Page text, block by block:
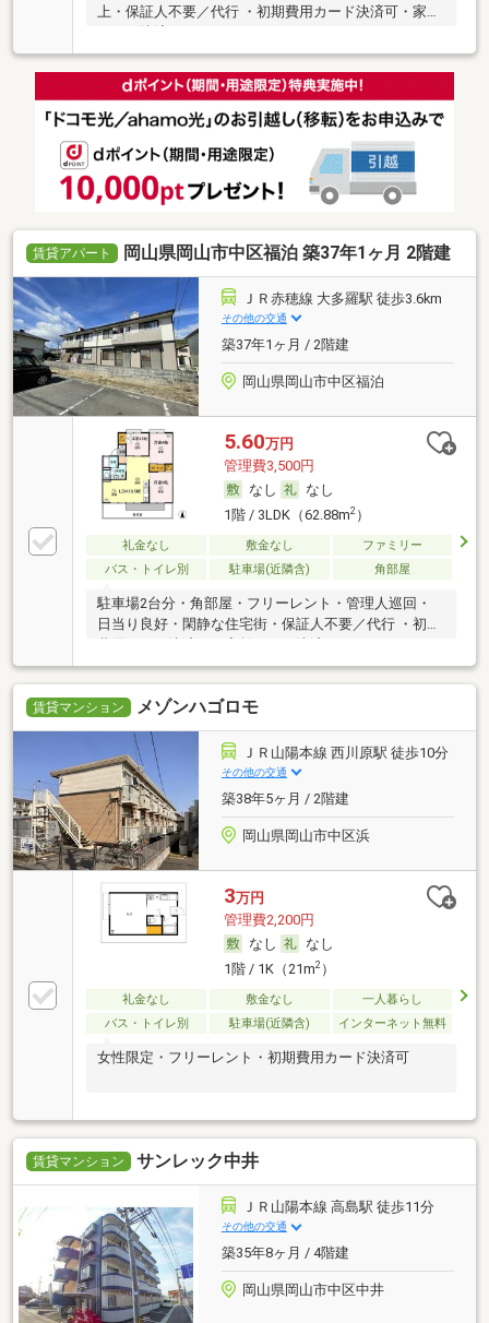
上・保証人不要／代行 ・初期費用カード決済可・家賃
カード決済可
賃貸アパート 岡山県岡山市中区福泊 築37年1ヶ月 2階建
ＪＲ赤穂線 大多羅駅 徒歩3.6km
その他の交通
築37年1ヶ月 / 2階建
岡山県岡山市中区福泊
5.60万円
管理費3,500円
なし
なし
1階 / 3LDK（62.88m2）
礼金なし 敷金なし
ファミリー
バス・トイレ別
駐車場(近隣含) 角部屋
駐車場2台分・角部屋・フリーレント・管理人巡回・
日当り良好・閑静な住宅街・保証人不要／代行 ・初期
賃貸マンション メゾンハゴロモ
ＪＲ山陽本線 西川原駅 徒歩10分
その他の交通
築38年5ヶ月 / 2階建
岡山県岡山市中区浜
3万円
管理費2,200円
なし
なし
1階 / 1K（21m2）
礼金なし 敷金なし
一人暮らし
バス・トイレ別
駐車場(近隣含) インターネット無料
女性限定・フリーレント・初期費用カード決済可
賃貸マンション サンレック中井
ＪＲ山陽本線 高島駅 徒歩11分
その他の交通
築35年8ヶ月 / 4階建
岡山県岡山市中区中井